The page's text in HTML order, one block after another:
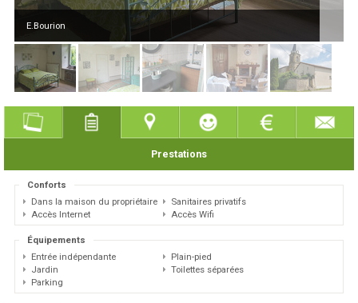
E.Bourion
Prestations
Conforts
Dans la maison du propriétaire
Sanitaires privatifs
Accès Internet
Accès Wifi
Équipements
Entrée indépendante
Plain-pied
Jardin
Toilettes séparées
Parking